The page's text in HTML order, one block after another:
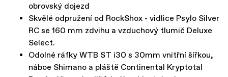
obrovský dojezd
Skvělé odpružení od RockShox - vidlice Psylo Silver
RC se 160 mm zdvihu a vzduchový tlumič Deluxe
Select.
Odolné ráfky WTB ST i30 s 30mm vnitřní šířkou,
náboe Shimano a pláště Continental Kryptotal